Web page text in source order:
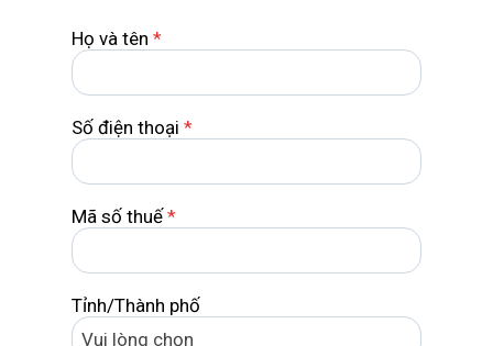
Họ và tên *
Số điện thoại *
Mã số thuế *
Tỉnh/Thành phố